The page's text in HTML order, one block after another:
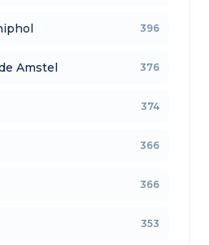
396
Amstel 376
374
366
366
353